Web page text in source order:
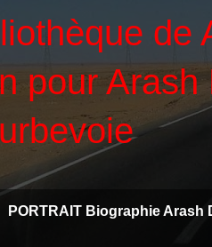
de
pour
PORTRAIT Biographie Arash